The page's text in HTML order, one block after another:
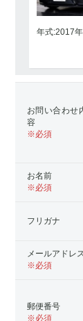
年式:2017年
お問い合わせ
容
お名前
フリガナ
メールアドレ
郵便番号